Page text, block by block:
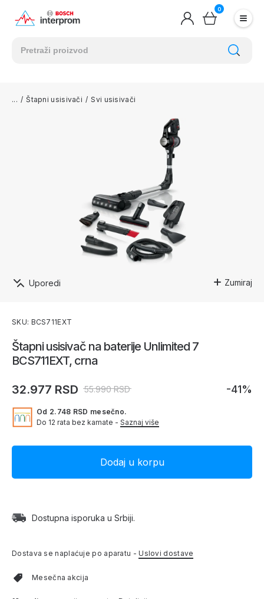
0
Zumiraj
Uporedi
/ Štapni usisivači / Svi usisivači
Štapni usisivač na baterije Unlimited 7
BCS711EXT, crna
32.977 RSD 55.990 RSD -41%
Od 2.748 RSD mesečno.
Do 12 rata bez kamate - Saznaj više
Dostupna isporuka u Srbiji.
Dostava se naplaćuje po aparatu -Uslovi dostave
Mesečna akcija
SKU: BCS711EXT